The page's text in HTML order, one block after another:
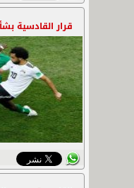
قرار القادسية